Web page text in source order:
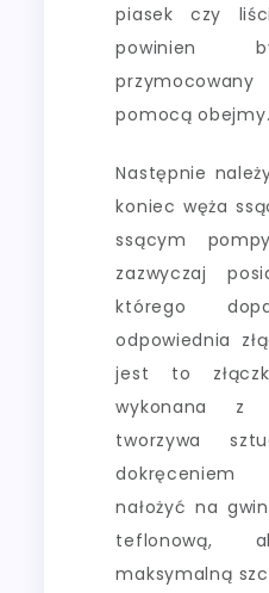
piasek czy
powinien
pomocą obejmy.
Następnie
koniec węża
ssącym
zazwyczaj
którego
odpowiednia
jest to
wykonana z
tworzywa
dokręceniem
nałożyć na
teflonową,
maksymalną